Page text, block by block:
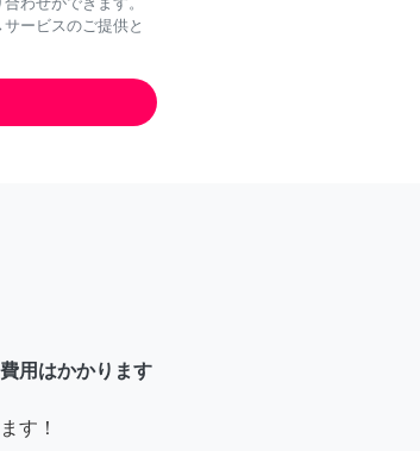
ービスのご提供と
用はかかります
す！